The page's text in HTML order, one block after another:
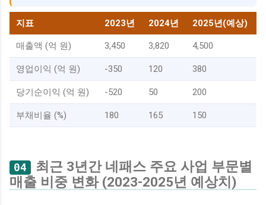
지표 2023년 2024년 2025년(예상)
매출액 (억 원) 3,450 3,820 4,500
영업이익 (억 원) -350 120 380
당기순이익 (억 원) -520 50 200
부채비율 (%) 180 165 150
04
최근 3년간 네패스 주요 사업 부문별
매출 비중 변화 (2023-2025년 예상치)